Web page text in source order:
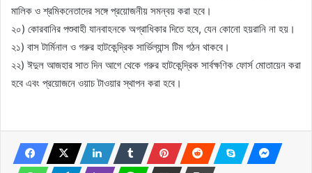
মালিক ও শ্রমিকনেতাদের সঙ্গে প্রয়োজনীয় সমন্বয় করা হবে।
২০) কোরবানির পশুবাহী যানবাহনকে অগ্রাধিকার দিতে হবে, যেন কোনো হয়রানি না হয়।
২১) বাস টার্মিনাল ও গরুর হাটকেন্দ্রিক সার্ভিল্যান্স টিম গঠন থাকবে।
২২) ঈদুল আজহার সাত দিন আগে থেকে গরুর হাটকেন্দ্রিক সার্বক্ষণিক ফোর্স মোতায়েন করা
হবে এবং প্রয়োজনে ওয়াচ টাওয়ার স্থাপন করা হবে।